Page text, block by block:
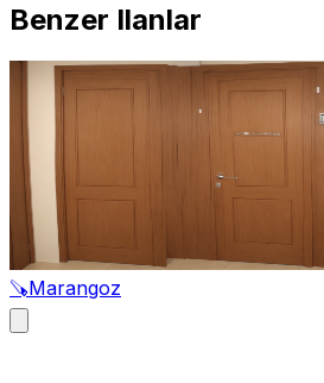
Benzer Ilanlar
🪚Marangoz